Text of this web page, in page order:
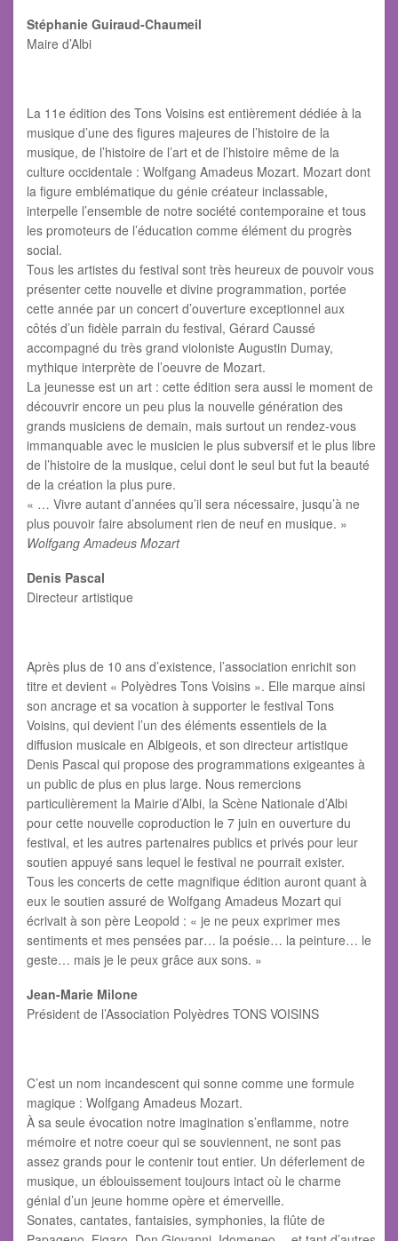
Stéphanie Guiraud-Chaumeil
Maire d’Albi
La 11e édition des Tons Voisins est entièrement dédiée à la
musique d’une des figures majeures de l’histoire de la
musique, de l’histoire de l’art et de l’histoire même de la
culture occidentale : Wolfgang Amadeus Mozart. Mozart dont
la figure emblématique du génie créateur inclassable,
interpelle l’ensemble de notre société contemporaine et tous
les promoteurs de l’éducation comme élément du progrès
social.
Tous les artistes du festival sont très heureux de pouvoir vous
présenter cette nouvelle et divine programmation, portée
cette année par un concert d’ouverture exceptionnel aux
côtés d’un fidèle parrain du festival, Gérard Caussé
accompagné du très grand violoniste Augustin Dumay,
mythique interprète de l’oeuvre de Mozart.
La jeunesse est un art : cette édition sera aussi le moment de
découvrir encore un peu plus la nouvelle génération des
grands musiciens de demain, mais surtout un rendez-vous
immanquable avec le musicien le plus subversif et le plus libre
de l’histoire de la musique, celui dont le seul but fut la beauté
de la création la plus pure.
« … Vivre autant d’années qu’il sera nécessaire, jusqu’à ne
plus pouvoir faire absolument rien de neuf en musique. »
Wolfgang Amadeus Mozart
Denis Pascal
Directeur artistique
Après plus de 10 ans d’existence, l’association enrichit son
titre et devient « Polyèdres Tons Voisins ». Elle marque ainsi
son ancrage et sa vocation à supporter le festival Tons
Voisins, qui devient l’un des éléments essentiels de la
diffusion musicale en Albigeois, et son directeur artistique
Denis Pascal qui propose des programmations exigeantes à
un public de plus en plus large. Nous remercions
particulièrement la Mairie d’Albi, la Scène Nationale d’Albi
pour cette nouvelle coproduction le 7 juin en ouverture du
festival, et les autres partenaires publics et privés pour leur
soutien appuyé sans lequel le festival ne pourrait exister.
Tous les concerts de cette magnifique édition auront quant à
eux le soutien assuré de Wolfgang Amadeus Mozart qui
écrivait à son père Leopold : « je ne peux exprimer mes
sentiments et mes pensées par… la poésie… la peinture… le
geste… mais je le peux grâce aux sons. »
Jean-Marie Milone
Président de l’Association Polyèdres TONS VOISINS
C’est un nom incandescent qui sonne comme une formule
magique : Wolfgang Amadeus Mozart.
À sa seule évocation notre imagination s’enflamme, notre
mémoire et notre coeur qui se souviennent, ne sont pas
assez grands pour le contenir tout entier. Un déferlement de
musique, un éblouissement toujours intact où le charme
génial d’un jeune homme opère et émerveille.
Sonates, cantates, fantaisies, symphonies, la flûte de